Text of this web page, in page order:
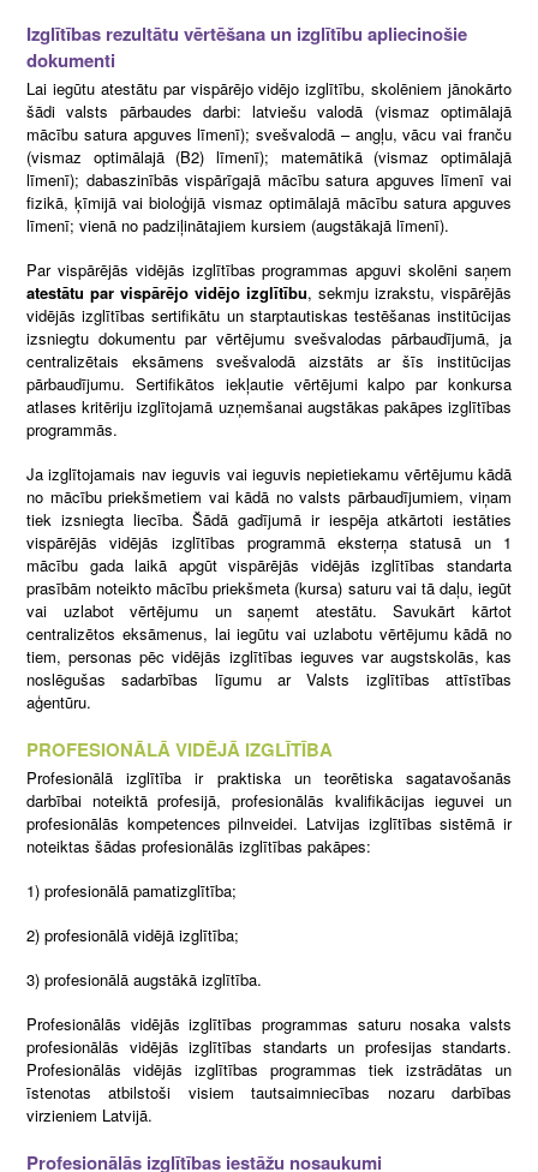
Izglītības rezultātu vērtēšana un izglītību apliecinošie
dokumenti
Lai iegūtu atestātu par vispārējo vidējo izglītību, skolēniem jānokārto
šādi valsts pārbaudes darbi: latviešu valodā (vismaz optimālajā
mācību satura apguves līmenī); svešvalodā – angļu, vācu vai franču
(vismaz optimālajā (B2) līmenī); matemātikā (vismaz optimālajā
līmenī); dabaszinībās vispārīgajā mācību satura apguves līmenī vai
fizikā, ķīmijā vai bioloģijā vismaz optimālajā mācību satura apguves
līmenī; vienā no padziļinātajiem kursiem (augstākajā līmenī).
Par vispārējās vidējās izglītības programmas apguvi skolēni saņem
atestātu par vispārējo vidējo izglītību, sekmju izrakstu, vispārējās
vidējās izglītības sertifikātu un starptautiskas testēšanas institūcijas
izsniegtu dokumentu par vērtējumu svešvalodas pārbaudījumā, ja
centralizētais eksāmens svešvalodā aizstāts ar šīs institūcijas
pārbaudījumu. Sertifikātos iekļautie vērtējumi kalpo par konkursa
atlases kritēriju izglītojamā uzņemšanai augstākas pakāpes izglītības
programmās.
Ja izglītojamais nav ieguvis vai ieguvis nepietiekamu vērtējumu kādā
no mācību priekšmetiem vai kādā no valsts pārbaudījumiem, viņam
tiek izsniegta liecība. Šādā gadījumā ir iespēja atkārtoti iestāties
vispārējās vidējās izglītības programmā eksterņa statusā un 1
mācību gada laikā apgūt vispārējās vidējās izglītības standarta
prasībām noteikto mācību priekšmeta (kursa) saturu vai tā daļu, iegūt
vai uzlabot vērtējumu un saņemt atestātu. Savukārt kārtot
centralizētos eksāmenus, lai iegūtu vai uzlabotu vērtējumu kādā no
tiem, personas pēc vidējās izglītības ieguves var augstskolās, kas
noslēgušas sadarbības līgumu ar Valsts izglītības attīstības
aģentūru.
PROFESIONĀLĀ VIDĒJĀ IZGLĪTĪBA
Profesionālā izglītība ir praktiska un teorētiska sagatavošanās
darbībai noteiktā profesijā, profesionālās kvalifikācijas ieguvei un
profesionālās kompetences pilnveidei. Latvijas izglītības sistēmā ir
noteiktas šādas profesionālās izglītības pakāpes:
1) profesionālā pamatizglītība;
2) profesionālā vidējā izglītība;
3) profesionālā augstākā izglītība.
Profesionālās vidējās izglītības programmas saturu nosaka valsts
profesionālās vidējās izglītības standarts un profesijas standarts.
Profesionālās vidējās izglītības programmas tiek izstrādātas un
īstenotas atbilstoši visiem tautsaimniecības nozaru darbības
virzieniem Latvijā.
Profesionālās izglītības iestāžu nosaukumi